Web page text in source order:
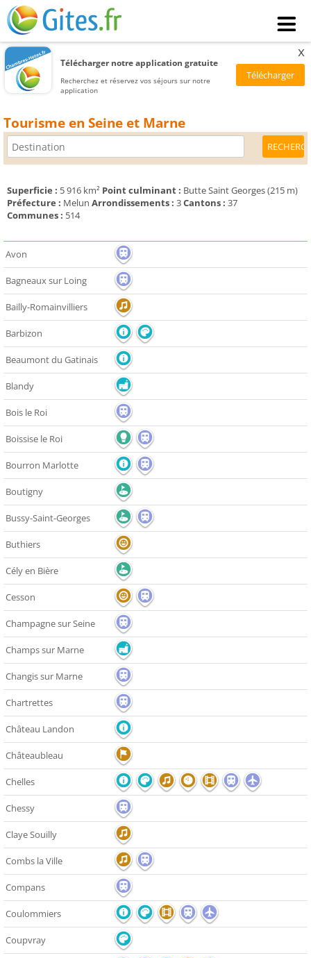
Télécharger notre application gratuite
Recherchez et réservez vos séjours sur notre
application
x
Tourisme en Seine et Marne
Superficie : 5 916 km² Point culminant : Butte Saint Georges (215 m)
Préfecture : Melun Arrondissements : 3Cantons : 37
Communes : 514
Avon
Bagneaux sur Loing
Bailly-Romainvilliers
Barbizon
Beaumont du Gatinais
Blandy
Bois le Roi
Boissise le Roi
Bourron Marlotte
Boutigny
Bussy-Saint-Georges
Buthiers
Cély en Bière
Cesson
Champagne sur Seine
Champs sur Marne
Changis sur Marne
Chartrettes
Château Landon
Châteaubleau
Chelles
Chessy
Claye Souilly
Combs la Ville
Compans
Coulommiers
Coupvray